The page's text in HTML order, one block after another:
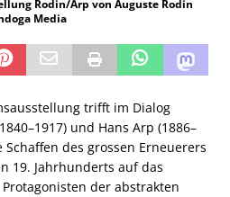
Rodin/Arp von Auguste Rodin
Media
trifft im Dialog
und Hans Arp (1886–
des grossen Erneuerers
19. Jahrhunderts auf das
der abstrakten